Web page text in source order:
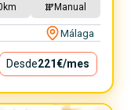
km Manual
Málaga
Desde221€/mes